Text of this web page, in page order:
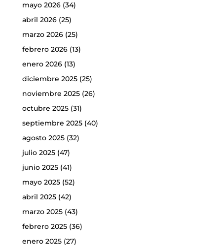
mayo 2026(34)
abril 2026(25)
marzo 2026(25)
febrero 2026(13)
enero 2026(13)
diciembre 2025(25)
noviembre 2025(26)
octubre 2025(31)
septiembre 2025(40)
agosto 2025(32)
julio 2025(47)
junio 2025(41)
mayo 2025(52)
abril 2025(42)
marzo 2025(43)
febrero 2025(36)
enero 2025(27)